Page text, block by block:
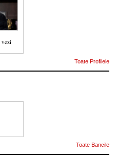
vezi
Toate Profilele
Toate Bancile